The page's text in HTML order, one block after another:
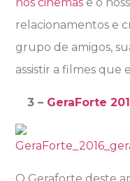
nos cinemas e o
relacionamentos e
grupo de amigos,
assistir a filmes que
3 – GeraForte
O Geraforte deste